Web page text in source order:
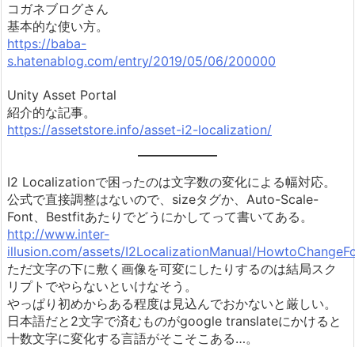
コガネブログさん
基本的な使い方。
https://baba-
s.hatenablog.com/entry/2019/05/06/200000
Unity Asset Portal
紹介的な記事。
https://assetstore.info/asset-i2-localization/
I2 Localizationで困ったのは文字数の変化による幅対応。
公式で直接調整はないので、sizeタグか、Auto-Scale-
Font、Bestfitあたりでどうにかしてって書いてある。
http://www.inter-
illusion.com/assets/I2LocalizationManual/
ただ文字の下に敷く画像を可変にしたりするのは結局スク
リプトでやらないといけなそう。
やっぱり初めからある程度は見込んでおかないと厳しい。
日本語だと2文字で済むものがgoogle translateにかけると
十数文字に変化する言語がそこそこある…。